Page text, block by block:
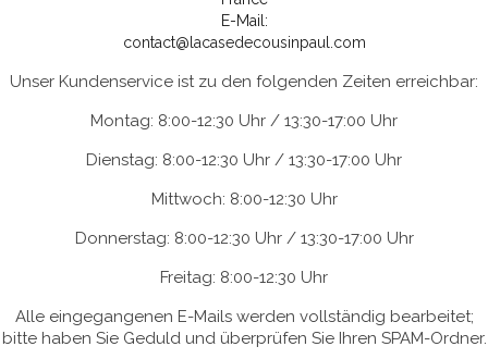
E-Mail:
contact@lacasedecousinpaul.com
Unser Kundenservice ist zu den folgenden Zeiten erreichbar:
Montag: 8:00-12:30 Uhr / 13:30-17:00 Uhr
Dienstag: 8:00-12:30 Uhr / 13:30-17:00 Uhr
Mittwoch: 8:00-12:30 Uhr
Donnerstag: 8:00-12:30 Uhr / 13:30-17:00 Uhr
Freitag: 8:00-12:30 Uhr
Alle eingegangenen E-Mails werden vollständig bearbeitet;
bitte haben Sie Geduld und überprüfen Sie Ihren SPAM-Ordner.